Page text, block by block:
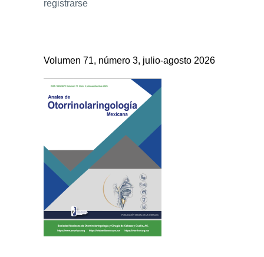
registrarse
Volumen 71, número 3, julio-agosto 2026